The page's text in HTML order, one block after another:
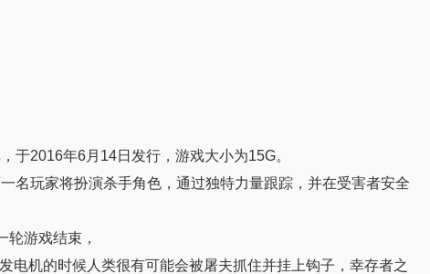
于2016年6月14日发行，游戏大小为15G。
名玩家将扮演杀手角色，通过独特力量跟踪，并在受害者安全
游戏结束，
机的时候人类很有可能会被屠夫抓住并挂上钩子，幸存者之